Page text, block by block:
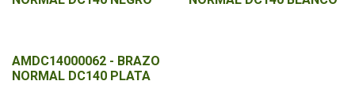
AMDC14000062 - BRAZO
NORMAL DC140 PLATA